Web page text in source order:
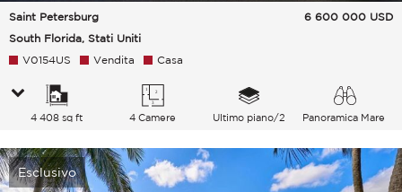
Saint Petersburg
South Florida, Stati Uniti
6 600 000 USD
V0154US Vendita Casa
4 408 sq ft 4 Camere Ultimo piano/2 Panoramica Mare
Esclusivo